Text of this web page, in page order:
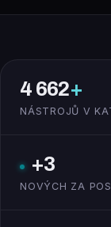
4 662+
NÁSTROJŮ V
+3
NOVÝCH ZA